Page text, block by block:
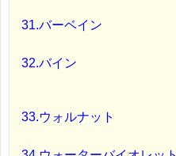
31.バーベイン
32.バイン
33.ウォルナット